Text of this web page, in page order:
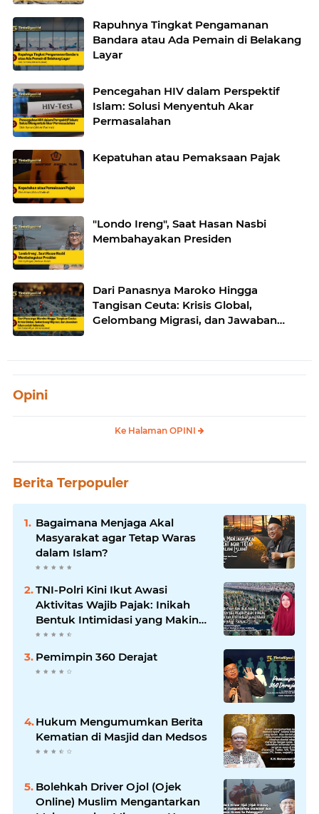
Rapuhnya Tingkat Pengamanan
Bandara atau Ada Pemain di Belakang
Layar
Pencegahan HIV dalam Perspektif
Islam: Solusi Menyentuh Akar
Permasalahan
Kepatuhan atau Pemaksaan Pajak
"Londo Ireng", Saat Hasan Nasbi
Membahayakan Presiden
Dari Panasnya Maroko Hingga
Tangisan Ceuta: Krisis Global,
Gelombang Migrasi, dan Jawaban
Opini
Ke Halaman OPINI
Berita Terpopuler
Bagaimana Menjaga Akal
Masyarakat agar Tetap Waras
dalam Islam?
TNI-Polri Kini Ikut Awasi
Aktivitas Wajib Pajak: Inikah
Bentuk Intimidasi yang Makin
Menekan Rakyat?
Pemimpin 360 Derajat
Hukum Mengumumkan Berita
Kematian di Masjid dan Medsos
Bolehkah Driver Ojol (Ojek
Online) Muslim Mengantarkan